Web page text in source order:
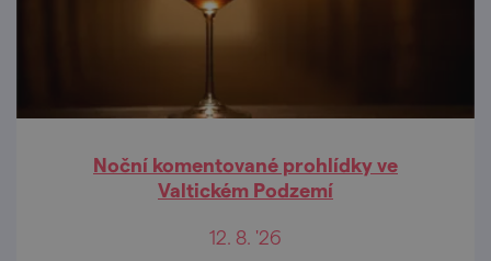
Noční komentované prohlídky ve
Valtickém Podzemí
12. 8. '26